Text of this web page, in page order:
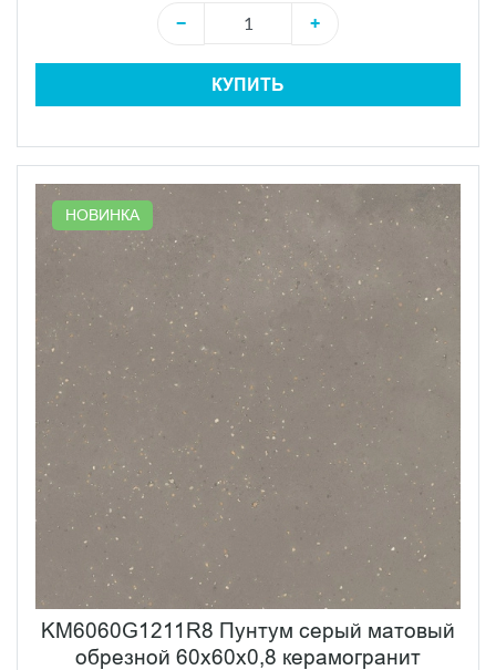
−
+
КУПИТЬ
НОВИНКА
KM6060G1211R8 Пунтум серый матовый
обрезной 60x60x0,8 керамогранит